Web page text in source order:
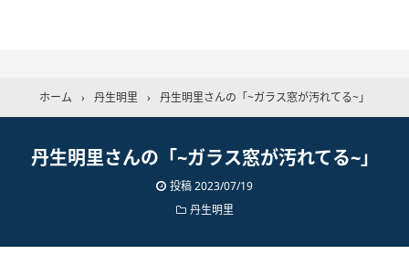
ホーム › 丹生明里 › 丹生明里さんの「~ガラス窓が汚れてる~」
丹生明里さんの「~ガラス窓が汚れてる~」
投稿2023/07/19
丹生明里